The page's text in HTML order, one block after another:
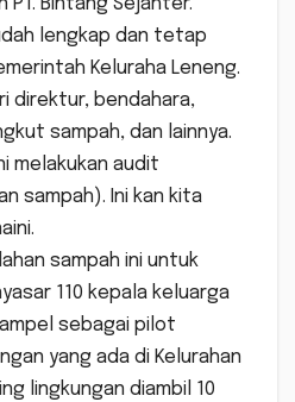
PT. Bintang Sejahter.
lengkap dan tetap
Keluraha Leneng.
direktur, bendahara,
sampah, dan lainnya.
melakukan audit
sampah). Ini kan kita
sampah ini untuk
110 kepala keluarga
sebagai pilot
yang ada di Kelurahan
lingkungan diambil 10